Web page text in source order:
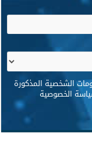
الشخصية المذكورة
الخصوصية